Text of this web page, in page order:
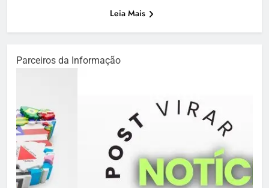
Leia Mais
Parceiros da Informação